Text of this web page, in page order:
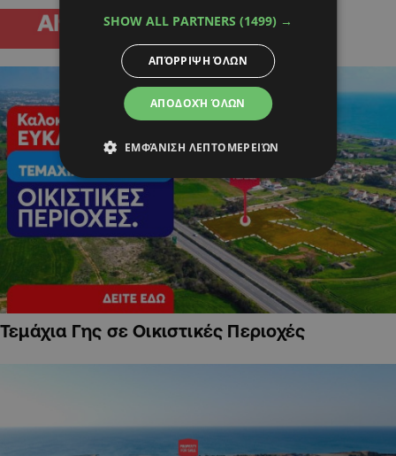
Τεμάχια Γης σε Οικιστικές Περιοχές
SHOW ALL PARTNERS (1499) →
ΑΠΟΔΟΧΉ ΌΛΩΝ
ΑΠΌΡΡΙΨΗ ΌΛΩΝ
ΕΜΦΆΝΙΣΗ ΛΕΠΤΟΜΕΡΕΙΏΝ